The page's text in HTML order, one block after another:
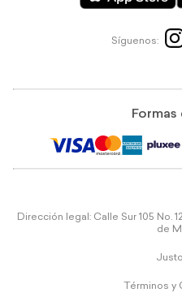
Síguenos:
Dirección legal: Calle Sur 105 No.
de
Términos